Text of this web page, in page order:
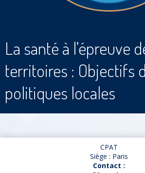
La santé à l’épreuve
territoires : Objectifs
politiques locales
CPAT
Siège : Paris
Contact :